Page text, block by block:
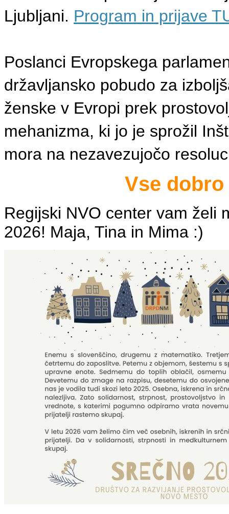
Ljubljani. Program in prijave
Poslanci Evropskega
državljansko pobudo za
ženske v Evropi prek
mehanizma, ki jo je sprožil
mora na nezavezujočo
Vse
Regijski NVO center vam želi
2026! Maja, Tina in Mima :)